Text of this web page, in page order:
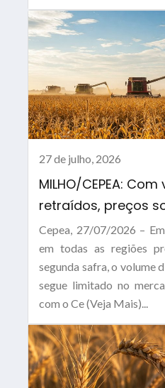
27 de julho, 2026
MILHO/CEPEA:
retraídos, preços
Cepea, 27/07/2026 –
em todas as regiões
segunda safra, o volume
segue limitado no
com o Ce (Veja Mais)...